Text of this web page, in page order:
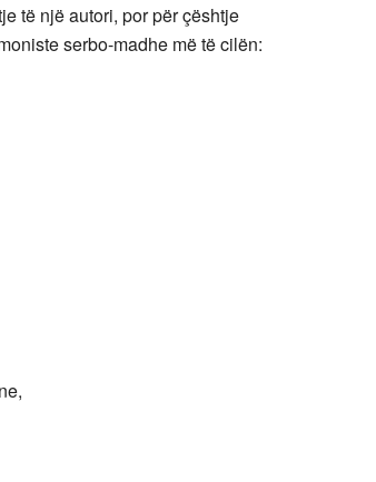
të një autori, por për çështje
serbo-madhe më të cilën: